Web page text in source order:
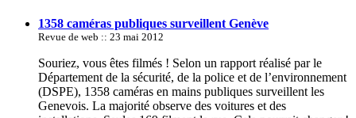
1358 caméras publiques surveillent Genève
Revue de web :: 23 mai 2012
Souriez, vous êtes filmés ! Selon un rapport réalisé par le
Département de la sécurité, de la police et de l’environnement
(DSPE), 1358 caméras en mains publiques surveillent les
Genevois. La majorité observe des voitures et des